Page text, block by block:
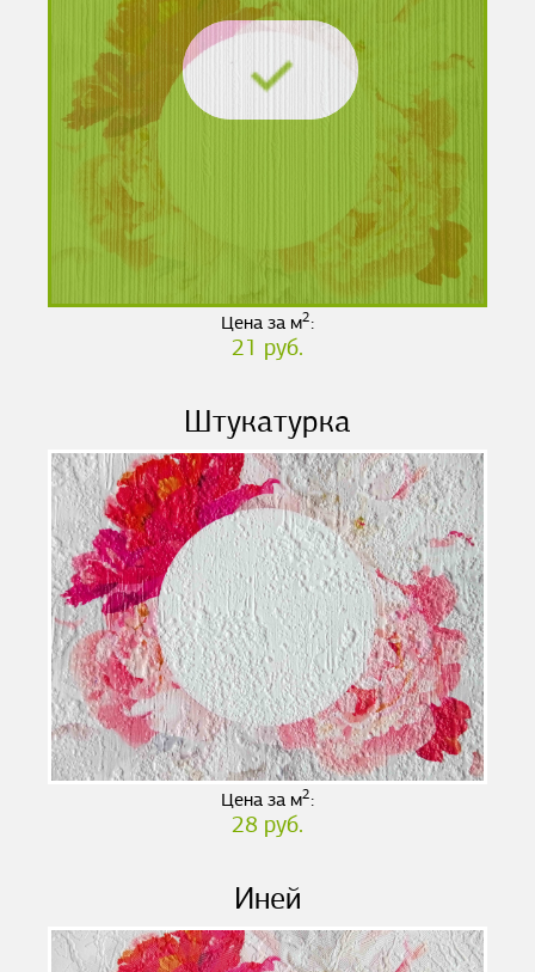
Цена за м2:
21 руб.
Штукатурка
Цена за м2:
28 руб.
Иней